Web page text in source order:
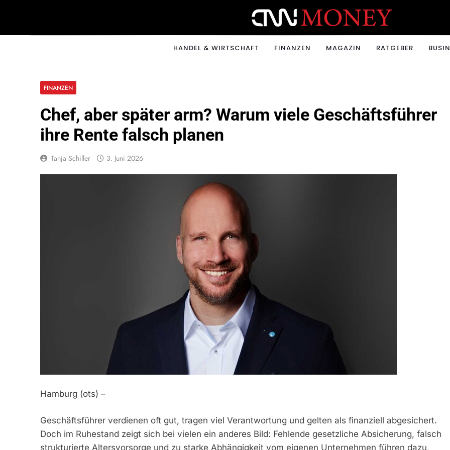
CNNMONEY.CH
HANDEL & WIRTSCHAFT FINANZEN MAGAZIN RATGEBER
FINANZEN
Chef, aber später arm? Warum viele Geschäftsführer
ihre Rente falsch planen
Tanja Schiller 3. Juni 2026
Hamburg (ots) –
Geschäftsführer verdienen oft gut, tragen viel Verantwortung und gelten als finanziell abgesichert.
Doch im Ruhestand zeigt sich bei vielen ein anderes Bild: Fehlende gesetzliche Absicherung, falsch
strukturierte Altersvorsorge und zu starke Abhängigkeit vom eigenen Unternehmen führen dazu,